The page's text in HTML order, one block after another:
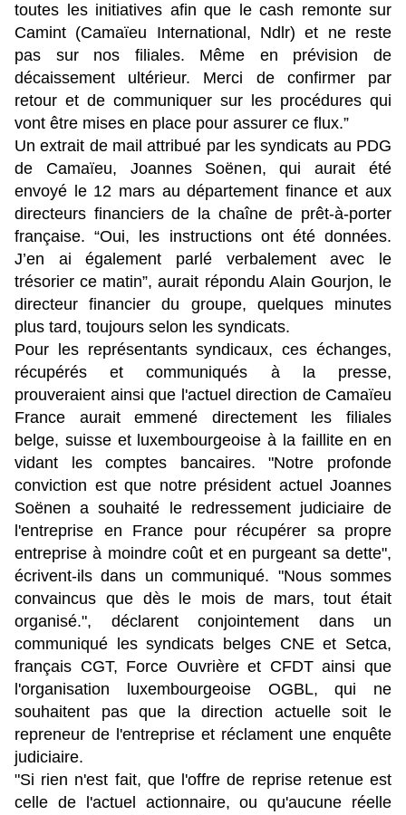
toutes les initiatives afin que le cash remonte sur
Camint (Camaïeu International, Ndlr) et ne reste
pas sur nos filiales. Même en prévision de
décaissement ultérieur. Merci de confirmer par
retour et de communiquer sur les procédures qui
vont être mises en place pour assurer ce flux.”
Un extrait de mail attribué par les syndicats au PDG
de Camaïeu, Joannes Soënen, qui aurait été
envoyé le 12 mars au département finance et aux
directeurs financiers de la chaîne de prêt-à-porter
française. “Oui, les instructions ont été données.
J’en ai également parlé verbalement avec le
trésorier ce matin”, aurait répondu Alain Gourjon, le
directeur financier du groupe, quelques minutes
plus tard, toujours selon les syndicats.
Pour les représentants syndicaux, ces échanges,
récupérés et communiqués à la presse,
prouveraient ainsi que l'actuel direction de Camaïeu
France aurait emmené directement les filiales
belge, suisse et luxembourgeoise à la faillite en en
vidant les comptes bancaires. "Notre profonde
conviction est que notre président actuel Joannes
Soënen a souhaité le redressement judiciaire de
l'entreprise en France pour récupérer sa propre
entreprise à moindre coût et en purgeant sa dette",
écrivent-ils dans un communiqué. "Nous sommes
convaincus que dès le mois de mars, tout était
organisé.", déclarent conjointement dans un
communiqué les syndicats belges CNE et Setca,
français CGT, Force Ouvrière et CFDT ainsi que
l'organisation luxembourgeoise OGBL, qui ne
souhaitent pas que la direction actuelle soit le
repreneur de l'entreprise et réclament une enquête
judiciaire.
"Si rien n'est fait, que l'offre de reprise retenue est
celle de l'actuel actionnaire, ou qu'aucune réelle